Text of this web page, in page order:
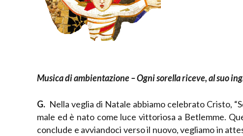
Musica di ambientazione – Ogni sorella riceve, al suo
G. Nella veglia di Natale abbiamo celebrato Cristo,
male ed è nato come luce vittoriosa a Betlemme.
conclude e avviandoci verso il nuovo, vegliamo in